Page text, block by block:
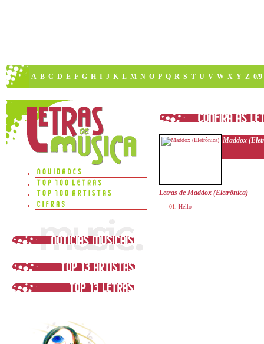
A B C D E F G H I J K L M N O P Q R S T U V W X Y Z 0/9
Maddox
Letras de Maddox (Eletrônica)
Hello